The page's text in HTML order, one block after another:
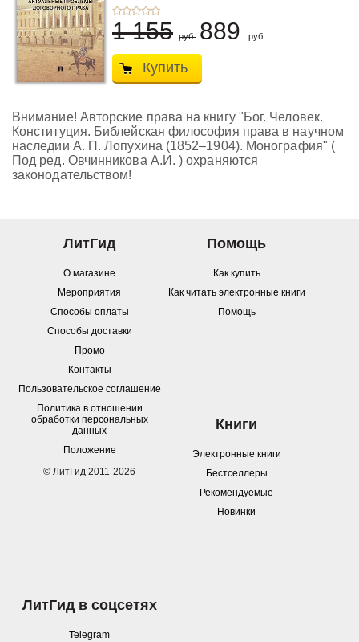
1 155 руб. 889 руб.
Купить
Внимание! Авторские права на книгу "Бог. Человек.
Конституция. Библейская философия права в научном
наследии А. П. Лопухина (1852‒1904). Монография" (
Под ред. Овчинникова А.И. ) охраняются
законодательством!
ЛитГид
О магазине
Мероприятия
Способы оплаты
Способы доставки
Промо
Контакты
Пользовательское соглашение
Политика в отношении
обработки персональных
данных
Положение
© ЛитГид 2011-2026
Помощь
Как купить
Как читать электронные книги
Помощь
Книги
Электронные книги
Бестселлеры
Рекомендуемые
Новинки
ЛитГид в соцсетях
Telegram